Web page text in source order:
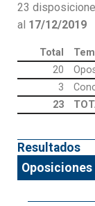
23
al 17/12/2019
Total
20
3
23
Resultados